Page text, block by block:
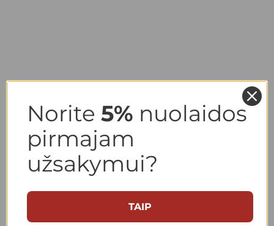
Norite 5% nuolaidos
pirmajam
užsakymui?
TAIP